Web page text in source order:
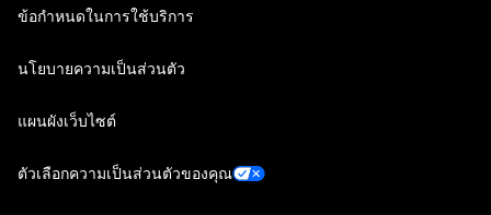
ข้อกำหนดในการใช้บริการ
นโยบายความเป็นส่วนตัว
แผนผังเว็บไซต์
ตัวเลือกความเป็นส่วนตัวของคุณ